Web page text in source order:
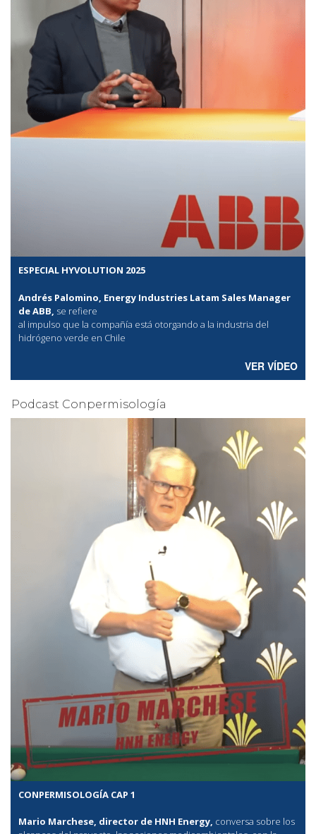
ESPECIAL HYVOLUTION 2025
Andrés Palomino, Energy Industries Latam Sales Manager
de ABB, se refiere
al impulso que la compañía está otorgando a la industria del
hidrógeno verde en Chile
VER VÍDEO
Podcast Conpermisología
CONPERMISOLOGÍA CAP 1
Mario Marchese, director de HNH Energy, conversa sobre los